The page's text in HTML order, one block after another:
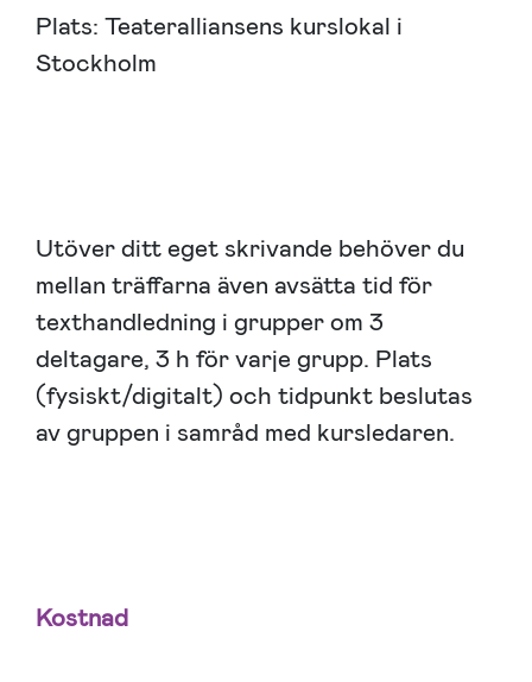
Plats: Teateralliansens kurslokal i
Stockholm
Utöver ditt eget skrivande behöver du
mellan träffarna även avsätta tid för
texthandledning i grupper om 3
deltagare, 3 h för varje grupp. Plats
(fysiskt/digitalt) och tidpunkt beslutas
av gruppen i samråd med kursledaren.
Kostnad